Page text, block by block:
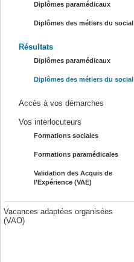
Diplômes paramédicaux
Diplômes des métiers du social
Résultats
Diplômes paramédicaux
Diplômes des métiers du social
Accès à vos démarches
Vos interlocuteurs
Formations sociales
Formations paramédicales
Validation des Acquis de
l’Expérience (VAE)
Vacances adaptées organisées
(VAO)